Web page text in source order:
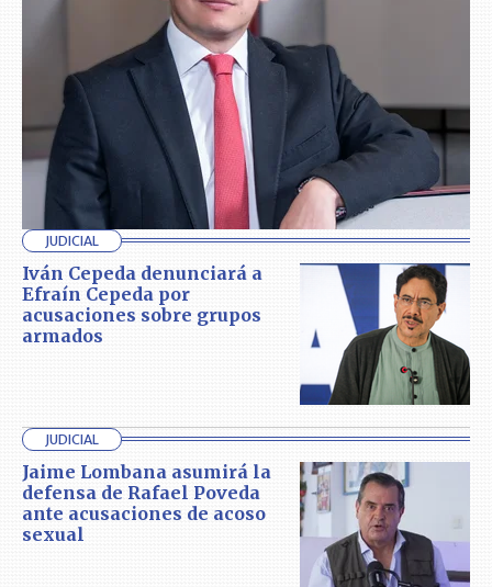
JUDICIAL
Iván Cepeda denunciará a
Efraín Cepeda por
acusaciones sobre grupos
armados
JUDICIAL
Jaime Lombana asumirá la
defensa de Rafael Poveda
ante acusaciones de acoso
sexual